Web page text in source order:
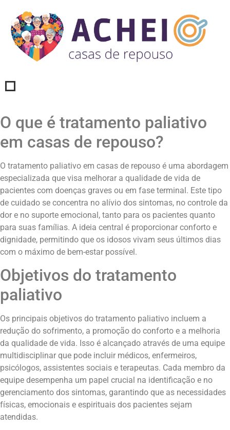
O que é tratamento paliativo
em casas de repouso?
O tratamento paliativo em casas de repouso é uma abordagem
especializada que visa melhorar a qualidade de vida de
pacientes com doenças graves ou em fase terminal. Este tipo
de cuidado se concentra no alívio dos sintomas, no controle da
dor e no suporte emocional, tanto para os pacientes quanto
para suas famílias. A ideia central é proporcionar conforto e
dignidade, permitindo que os idosos vivam seus últimos dias
com o máximo de bem-estar possível.
Objetivos do tratamento
paliativo
Os principais objetivos do tratamento paliativo incluem a
redução do sofrimento, a promoção do conforto e a melhoria
da qualidade de vida. Isso é alcançado através de uma equipe
multidisciplinar que pode incluir médicos, enfermeiros,
psicólogos, assistentes sociais e terapeutas. Cada membro da
equipe desempenha um papel crucial na identificação e no
gerenciamento dos sintomas, garantindo que as necessidades
físicas, emocionais e espirituais dos pacientes sejam
atendidas.